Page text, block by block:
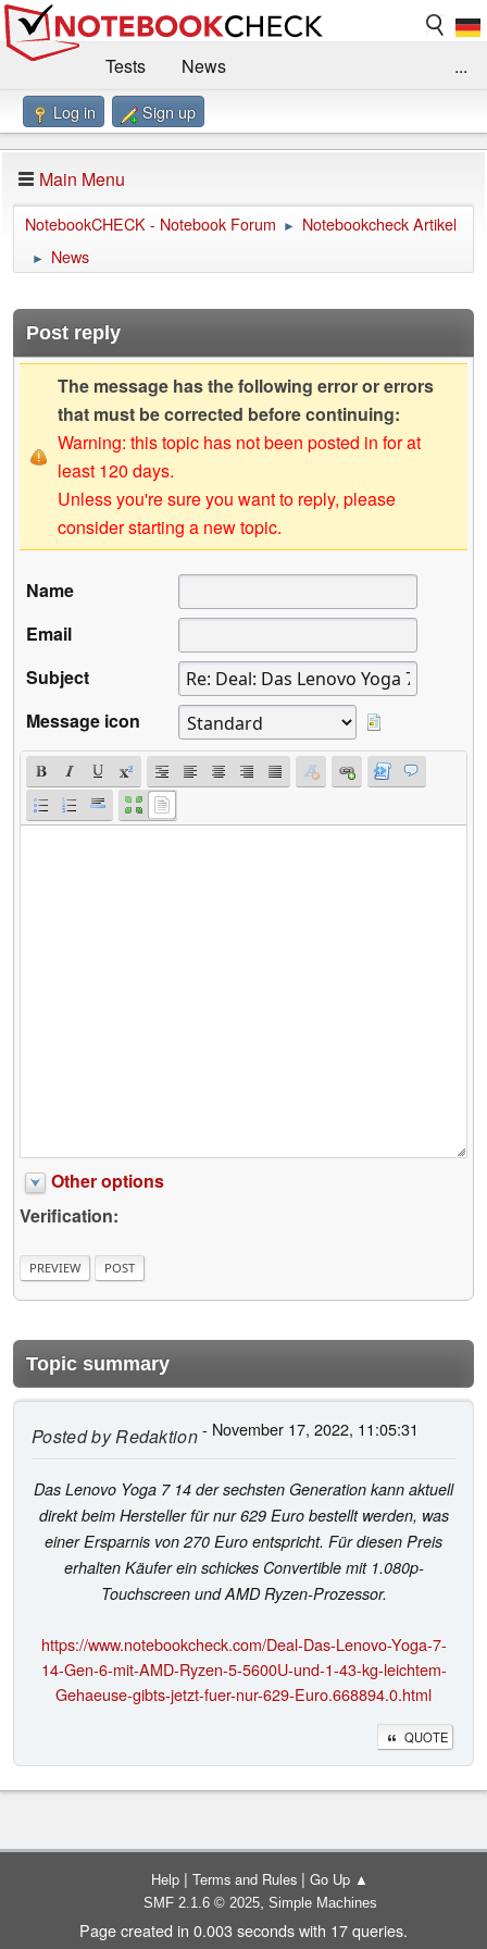
Tests
News
Benchmarks / Technik
Forum
Impressum
...
Log in Sign up
Main Menu
NotebookCHECK - Notebook Forum ► Notebookcheck Artikel
► News
Post reply
The message has the following error or errors
that must be corrected before continuing:
Warning: this topic has not been posted in for at
least 120 days.
Unless you're sure you want to reply, please
consider starting a new topic.
Name
Email
Subject
Message icon
Other options
Verification:
Topic summary
Posted byRedaktion- November 17, 2022, 11:05:31
Das Lenovo Yoga 7 14 der sechsten Generation kann aktuell
direkt beim Hersteller für nur 629 Euro bestellt werden, was
einer Ersparnis von 270 Euro entspricht. Für diesen Preis
erhalten Käufer ein schickes Convertible mit 1.080p-
Touchscreen und AMD Ryzen-Prozessor.
https://www.notebookcheck.com/Deal-Das-Lenovo-Yoga-7-
14-Gen-6-mit-AMD-Ryzen-5-5600U-und-1-43-kg-leichtem-
Gehaeuse-gibts-jetzt-fuer-nur-629-Euro.668894.0.html
QUOTE
Help | Terms and Rules | Go Up ▲
SMF 2.1.6 © 2025, Simple Machines
Page created in 0.003 seconds with 17 queries.